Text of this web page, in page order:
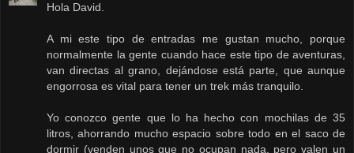
Hola David.
A mi este tipo de entradas me gustan mucho, porque
normalmente la gente cuando hace este tipo de aventuras,
van directas al grano, dejándose está parte, que aunque
engorrosa es vital para tener un trek más tranquilo.
Yo conozco gente que lo ha hecho con mochilas de 35
litros, ahorrando mucho espacio sobre todo en el saco de
dormir (venden unos que no ocupan nada, pero valen un